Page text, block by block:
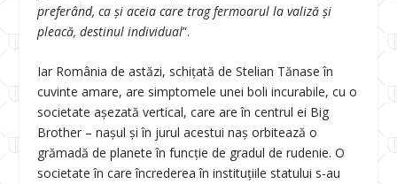
preferând, ca și aceia care trag fermoarul la valiză și
pleacă, destinul individual”.
Iar România de astăzi, schițată de Stelian Tănase în
cuvinte amare, are simptomele unei boli incurabile, cu o
societate așezată vertical, care are în centrul ei Big
Brother – nașul și în jurul acestui naș orbitează o
grămadă de planete în funcție de gradul de rudenie. O
societate în care încrederea în instituțiile statului s-au